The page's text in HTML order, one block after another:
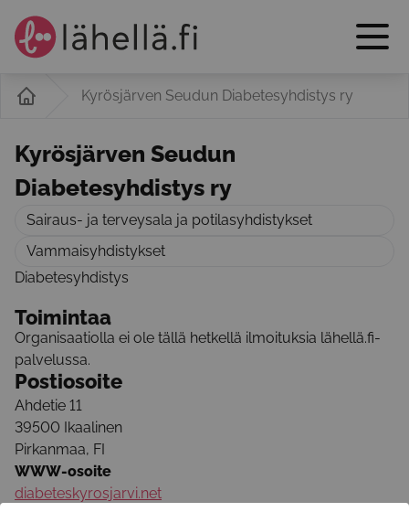
Kyrösjärven Seudun Diabetesyhdistys ry
Kyrösjärven Seudun
Diabetesyhdistys ry
Sairaus- ja terveysala ja potilasyhdistykset
Vammaisyhdistykset
Diabetesyhdistys
Toimintaa
Organisaatiolla ei ole tällä hetkellä ilmoituksia lähellä.fi-
palvelussa.
Postiosoite
Ahdetie 11
39500 Ikaalinen
Pirkanmaa, FI
WWW-osoite
diabeteskyrosjarvi.net